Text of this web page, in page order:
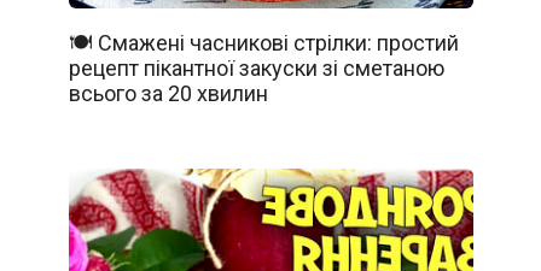
🍽️ Смажені часникові стрілки: простий
рецепт пікантної закуски зі сметаною
всього за 20 хвилин